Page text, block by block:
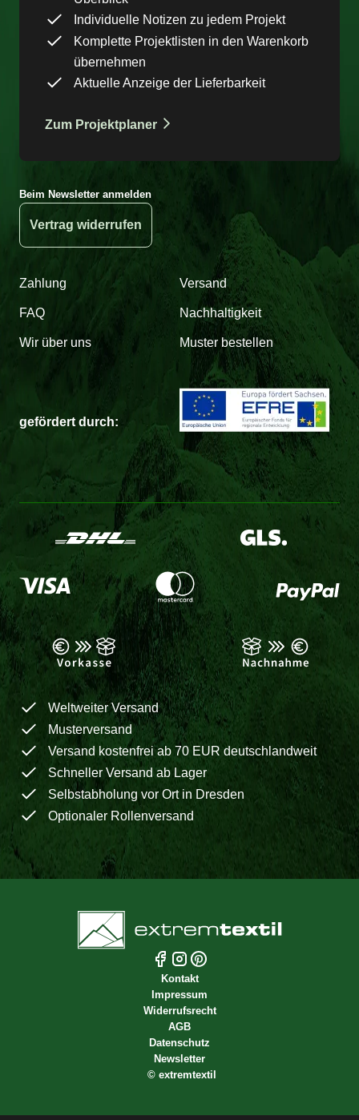
Individuelle Notizen zu jedem Projekt
Komplette Projektlisten in den Warenkorb
übernehmen
Aktuelle Anzeige der Lieferbarkeit
Zum Projektplaner
Beim Newsletter anmelden
Vertrag widerrufen
Zahlung Versand
FAQ Nachhaltigkeit
Wir über uns Muster bestellen
gefördert durch:
Weltweiter Versand
Musterversand
Versand kostenfrei ab 70 EUR deutschlandweit
Schneller Versand ab Lager
Selbstabholung vor Ort in Dresden
Optionaler Rollenversand
Kontakt
Impressum
Widerrufsrecht
AGB
Datenschutz
Newsletter
© extremtextil